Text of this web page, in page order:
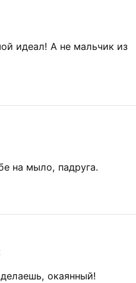
идеал! А не мальчик из
на мыло, падруга.
окаянный!